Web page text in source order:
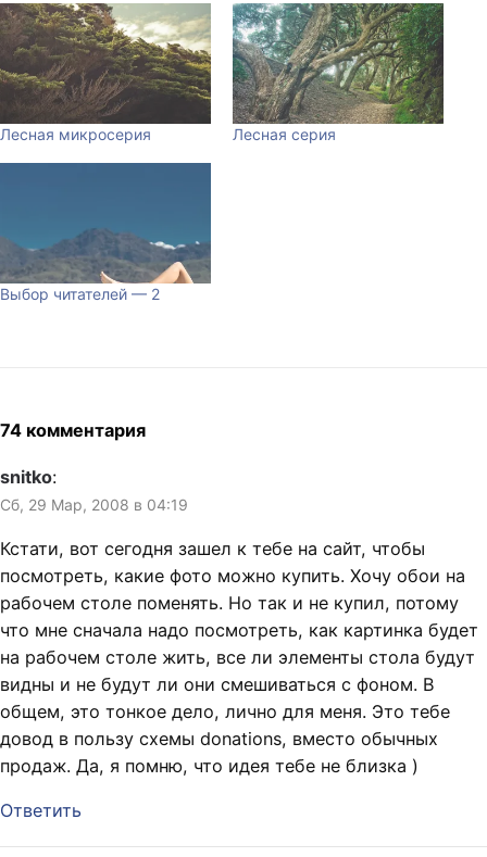
Лесная микросерия Лесная серия
Выбор читателей — 2
74 комментария
snitko:
Сб, 29 Мар, 2008 в 04:19
Кстати, вот сегодня зашел к тебе на сайт, чтобы
посмотреть, какие фото можно купить. Хочу обои на
рабочем столе поменять. Но так и не купил, потому
что мне сначала надо посмотреть, как картинка будет
на рабочем столе жить, все ли элементы стола будут
видны и не будут ли они смешиваться с фоном. В
общем, это тонкое дело, лично для меня. Это тебе
довод в пользу схемы donations, вместо обычных
продаж. Да, я помню, что идея тебе не близка )
Ответить